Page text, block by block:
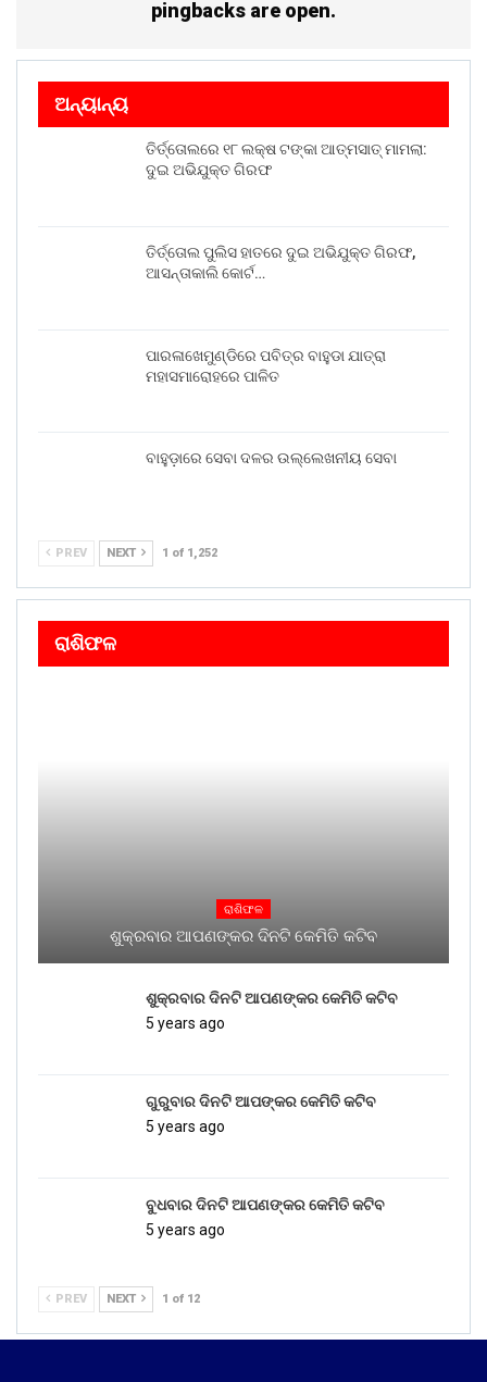
pingbacks are open.
ଅନ୍ୟାନ୍ୟ
ତିର୍ତ୍ତୋଲରେ ୧୮ ଲକ୍ଷ ଟଙ୍କା ଆତ୍ମସାତ୍ ମାମଲା:
ଦୁଇ ଅଭିଯୁକ୍ତ ଗିରଫ
ତିର୍ତ୍ତୋଲ ପୁଲିସ ହାତରେ ଦୁଇ ଅଭିଯୁକ୍ତ ଗିରଫ,
ଆସନ୍ତାକାଲି କୋର୍ଟ…
ପାରଳାଖେମୁଣ୍ଡିରେ ପବିତ୍ର ବାହୁଡା ଯାତ୍ରା
ମହାସମାରୋହରେ ପାଳିତ
ବାହୁଡ଼ାରେ ସେବା ଦଳର ଉଲ୍ଲେଖନୀୟ ସେବା
PREV NEXT 1 of 1,252
ରାଶିଫଳ
ରାଶିଫଳ
ଶୁକ୍ରବାର ଆପଣଙ୍କର ଦିନଟି କେମିତି କଟିବ
ଶୁକ୍ରବାର ଦିନଟି ଆପଣଙ୍କର କେମିତି କଟିବ
5 years ago
ଗୁରୁବାର ଦିନଟି ଆପଙ୍କର କେମିତି କଟିବ
5 years ago
ବୁଧବାର ଦିନଟି ଆପଣଙ୍କର କେମିତି କଟିବ
5 years ago
PREV NEXT 1 of 12